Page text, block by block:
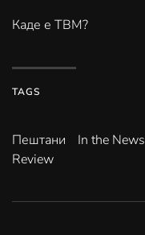
Каде е ТВМ?
TAGS
Пештани In the News
Review